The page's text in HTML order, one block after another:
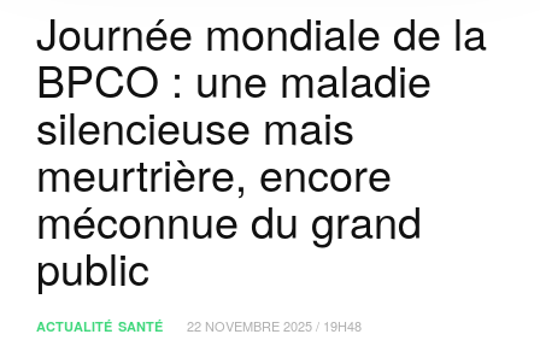
Journée mondiale de la
BPCO : une maladie
silencieuse mais
meurtrière, encore
méconnue du grand
public
ACTUALITÉ SANTÉ 22 NOVEMBRE 2025 / 19H48